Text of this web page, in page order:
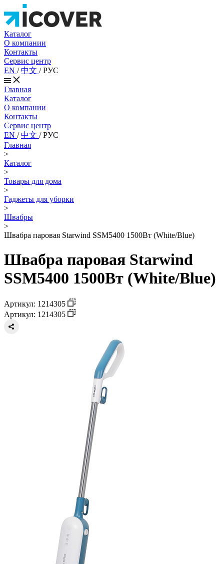
Каталог
О компании
Контакты
Сервис центр
EN /中文 /РУС
Главная
Каталог
О компании
Контакты
Сервис центр
EN /中文 /РУС
Главная
>
Каталог
>
Товары для дома
>
Гаджеты для уборки
>
Швабры
>
Швабра паровая Starwind SSM5400 1500Вт (White/Blue)
Швабра паровая Starwind
SSM5400 1500Вт (White/Blue)
Артикул: 1214305
Артикул: 1214305